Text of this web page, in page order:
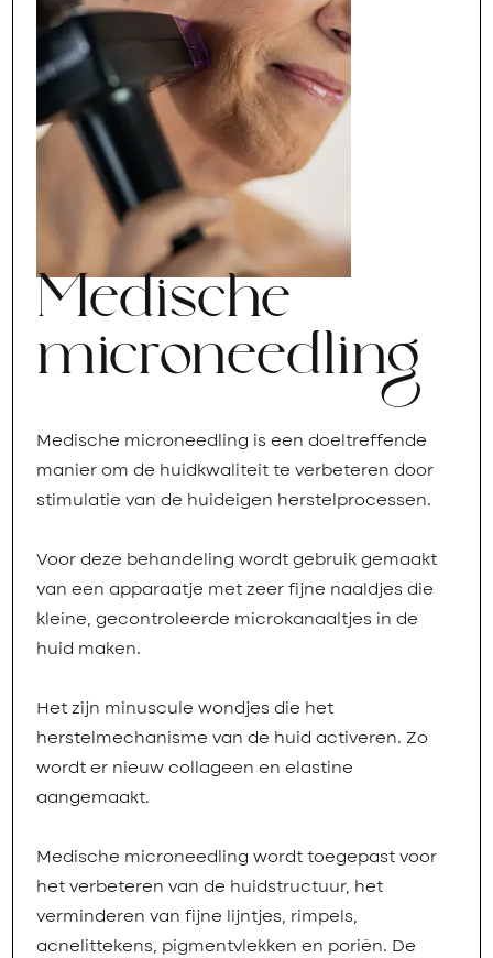
Medische
microneedling
Medische microneedling is een doeltreffende
manier om de huidkwaliteit te verbeteren door
stimulatie van de huideigen herstelprocessen.
Voor deze behandeling wordt gebruik gemaakt
van een apparaatje met zeer fijne naaldjes die
kleine, gecontroleerde microkanaaltjes in de
huid maken.
Het zijn minuscule wondjes die het
herstelmechanisme van de huid activeren. Zo
wordt er nieuw collageen en elastine
aangemaakt.
Medische microneedling wordt toegepast voor
het verbeteren van de huidstructuur, het
verminderen van fijne lijntjes, rimpels,
acnelittekens, pigmentvlekken en poriën. De